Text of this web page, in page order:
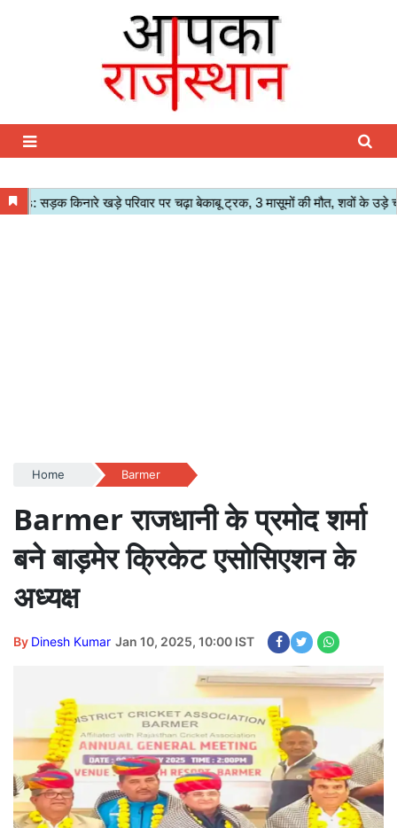
Home Barmer
Barmer राजधानी के प्रमोद शर्मा
बने बाड़मेर क्रिकेट एसोसिएशन के
अध्यक्ष
By Dinesh Kumar Jan 10, 2025, 10:00 IST